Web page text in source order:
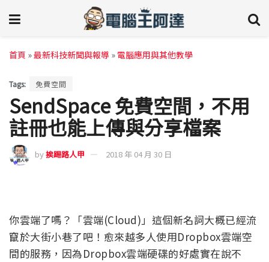
首頁 »最新科技新聞與報導 » 電腦應用與其他教學
Tags: 免費空間
SendSpace 免費空間，不用
註冊也能上傳與分享檔案
by挨踢路人甲 2018 年 04 月 30 日
你雲端了嗎？「雲端(Cloud)」這個新名詞大概已經流
竄於大街小巷了吧！愈來越多人使用Dropbox雲端空
間的服務，因為Dropbox雲端硬碟的好處實在說不